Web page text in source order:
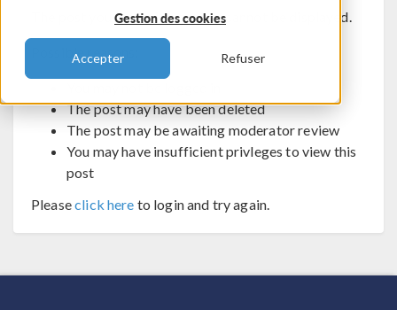
Gestion des cookies
Accepter Refuser
The post you are trying to view cannot be displayed.
Possible reasons:
The post may have been deleted
The post may be awaiting moderator review
You may have insufficient privleges to view this
post
Pleaseclick here to login and try again.